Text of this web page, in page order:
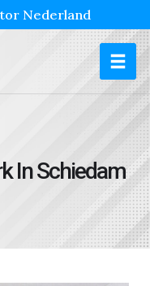
Nederland
In Schiedam